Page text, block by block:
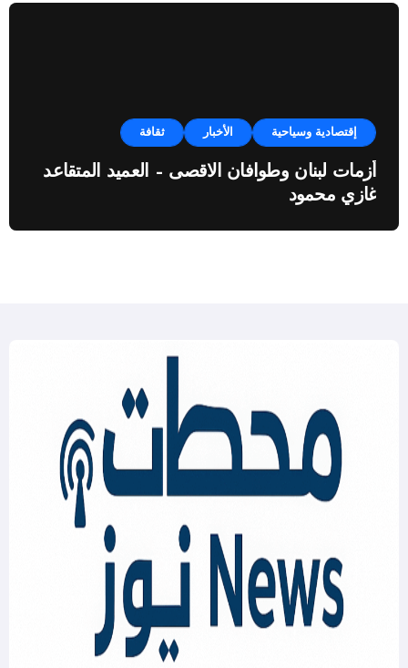
إقتصادية وسياحية الأخبار ثقافة
أزمات لبنان وطوافان الاقصى – العميد المتقاعد
غازي محمود